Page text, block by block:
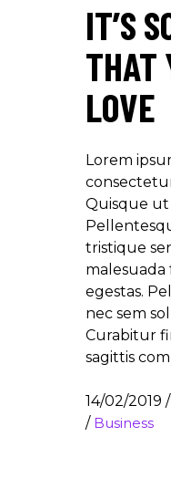
IT’S
THAT
LOVE
Lorem
Quisque ut
tristique
malesuada
egestas.
nec sem
Curabitur
sagittis
14/02/2019 /
/ Business